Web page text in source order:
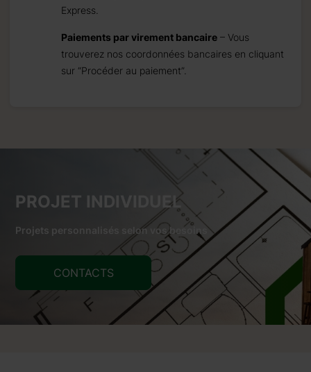
Express.
Paiements par virement bancaire – Vous
trouverez nos coordonnées bancaires en cliquant
sur “Procéder au paiement”.
PROJET INDIVIDUEL
Projets personnalisés selon vos besoins
CONTACTS